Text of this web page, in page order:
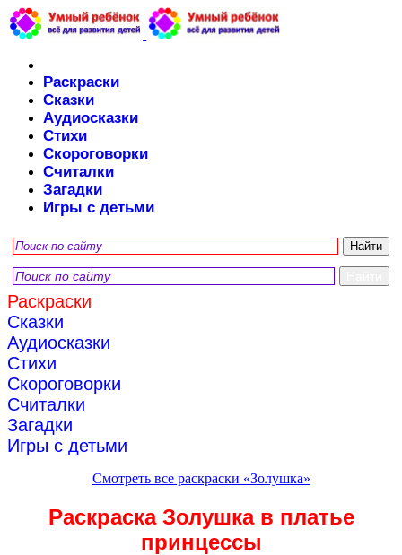
Раскраски
Сказки
Аудиосказки
Стихи
Скороговорки
Считалки
Загадки
Игры с детьми
Раскраски
Сказки
Аудиосказки
Стихи
Скороговорки
Считалки
Загадки
Игры с детьми
Смотреть все раскраски «Золушка»
Раскраска Золушка в платье
принцессы